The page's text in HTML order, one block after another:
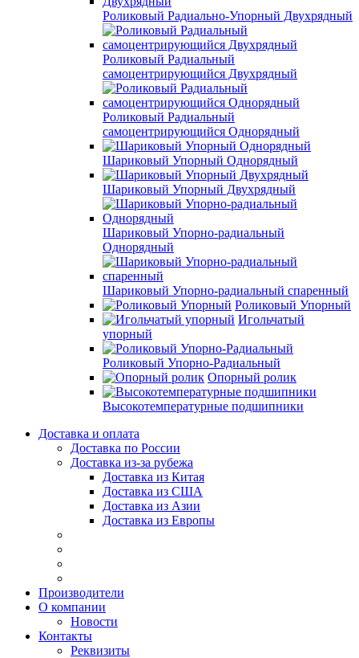
Роликовый Радиально-Упорный Двухрядный
Роликовый Радиальный
самоцентрирующийся Двухрядный
Роликовый Радиальный
самоцентрирующийся Однорядный
Шариковый Упорный Однорядный
Шариковый Упорный Двухрядный
Шариковый Упорно-радиальный
Однорядный
Шариковый Упорно-радиальный спаренный
Роликовый Упорный
Игольчатый
упорный
Роликовый Упорно-Радиальный
Опорный ролик
Высокотемпературные подшипники
Доставка и оплата
Доставка по России
Доставка из-за рубежа
Доставка из Китая
Доставка из США
Доставка из Азии
Доставка из Европы
Производители
О компании
Новости
Контакты
Реквизиты